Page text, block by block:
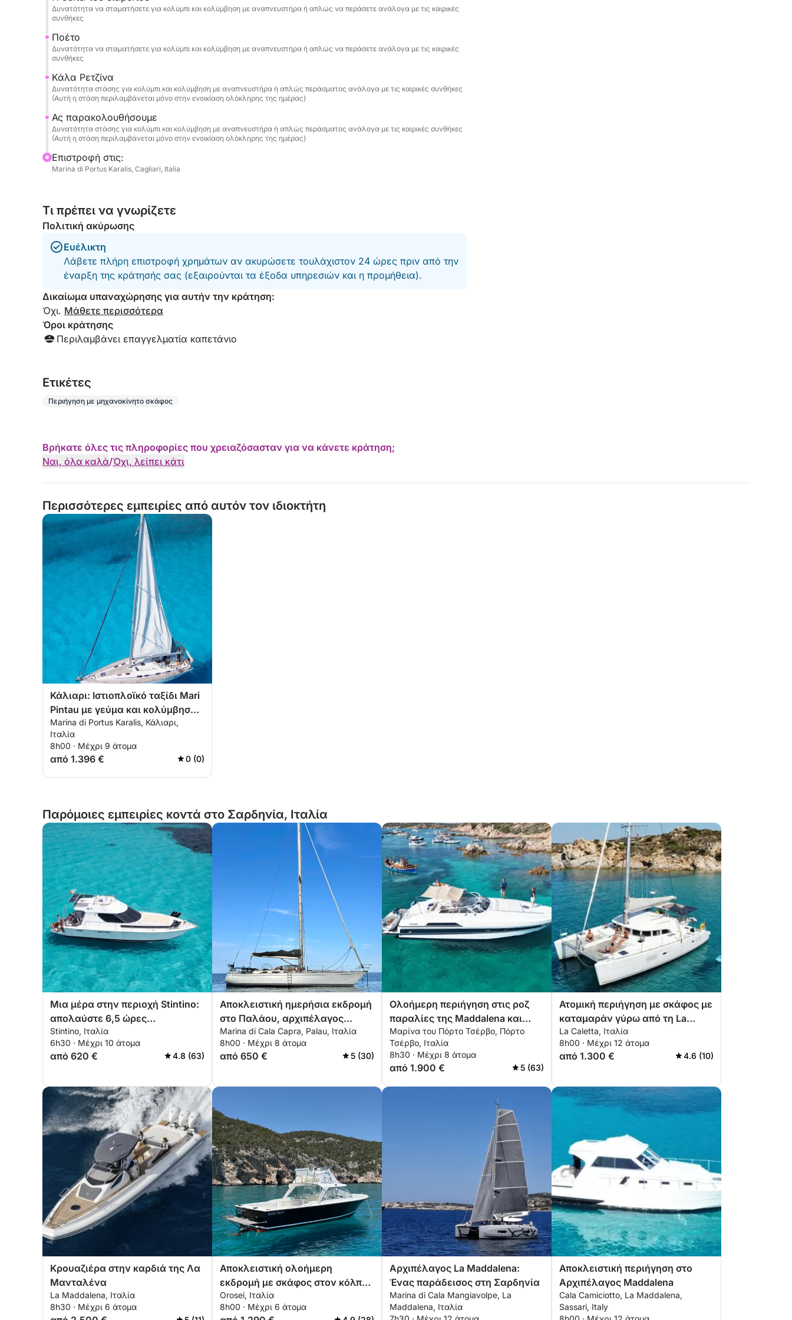
Αναχωρώντας από το λιμάνι του Κάλιαρι, θα πλεύσουμε κατά μήκος των πιο εμβληματικών
σημείων της ακτής:
🌿 Cala Fighera – Άγριοι βράχοι και σμαραγδένια νερά.
🌊 Calamosca – Ένας προστατευμένος κόλπος ιδανικός για χαλαρωτικές βουτιές.
⛰️ Sella del Diavolo – Το έμβλημα του Κάλιαρι, που θαυμάζεται από τη θάλασσα.
🏖️ Poetto – Η εμβληματική παραλία της πόλης.
💙 Mari Pintau – «Η ζωγραφισμένη θάλασσα»: λευκή άμμος και νερά που μοιάζουν με
πίνακα ζωγραφικής (περιλαμβάνονται μόνο στην ολοήμερη επιλογή).
με αναπνευστήρα στα πιο όμορφα σημεία, που επιλέγονται με βάση τις συνθήκες ανέμου και
📍 Σημείο Αναχώρησης
Η εκδρομή ξεκινά από το λιμάνι του Κάλιαρι, το οποίο είναι εύκολα προσβάσιμο με τα
πόδια, με αυτοκίνητο ή με ταξί.
Θα λάβετε την ακριβή τοποθεσία και λεπτομερείς οδηγίες μετά την κράτηση.
🌅 Ζήστε το Κάλιαρι από τη θάλασσα, αποκλειστικά.
Μια ιδιωτική, συναρπαστική και χαλαρωτική εμπειρία για να ανακαλύψετε την πιο
συναρπαστική ακτή της Σαρδηνίας, μέχρι τη μαγεία του Mari Pintau.
Δυνατότητα να σταματήσετε για κολύμπι και κολύμβηση με αναπνευστήρα ή απλώς να περάσετε ανάλογα με τις καιρικές
συνθήκες
Ποέτο
Δυνατότητα να σταματήσετε για κολύμπι και κολύμβηση με αναπνευστήρα ή απλώς να περάσετε ανάλογα με τις καιρικές
συνθήκες
Κάλα Ρετζίνα
Δυνατότητα στάσης για κολύμπι και κολύμβηση με αναπνευστήρα ή απλώς περάσματος ανάλογα με τις καιρικές συνθήκες
(Αυτή η στάση περιλαμβάνεται μόνο στην ενοικίαση ολόκληρης της ημέρας)
Ας παρακολουθήσουμε
Δυνατότητα στάσης για κολύμπι και κολύμβηση με αναπνευστήρα ή απλώς περάσματος ανάλογα με τις καιρικές συνθήκες
(Αυτή η στάση περιλαμβάνεται μόνο στην ενοικίαση ολόκληρης της ημέρας)
Επιστροφή στις:
Marina di Portus Karalis, Cagliari, Italia
Τι πρέπει να γνωρίζετε
Πολιτική ακύρωσης
Ευέλικτη
Λάβετε πλήρη επιστροφή χρημάτων αν ακυρώσετε τουλάχιστον 24 ώρες πριν από την
έναρξη της κράτησής σας (εξαιρούνται τα έξοδα υπηρεσιών και η προμήθεια).
Δικαίωμα υπαναχώρησης για αυτήν την κράτηση:
Όχι. Μάθετε περισσότερα
Όροι κράτησης
Περιλαμβάνει επαγγελματία καπετάνιο
Eτικέτες
Περιήγηση με μηχανοκίνητο σκάφος
Βρήκατε όλες τις πληροφορίες που χρειαζόσασταν για να κάνετε κράτηση;
Ναι, όλα καλά/Όχι, λείπει κάτι
Περισσότερες εμπειρίες από αυτόν τον ιδιοκτήτη
Κάλιαρι: Ιστιοπλοϊκό ταξίδι Mari
Pintau με γεύμα και κολύμβηση
με αναπνευστήρα
Marina di Portus Karalis, Κάλιαρι,
Ιταλία
8h00 · Μέχρι 9 άτομα
από 1.396 € 0 (0)
Παρόμοιες εμπειρίες κοντά στο Σαρδηνία, Ιταλία
Μια μέρα στην περιοχή Stintino:
απολαύστε 6,5 ώρες
εξερεύνησης σε ένα
μηχανοκίνητο σκάφος 14
μέτρων
Stintino, Ιταλία
6h30 · Μέχρι 10 άτομα
από 620 € 4.8 (63)
Αποκλειστική ημερήσια εκδρομή
στο Παλάου, αρχιπέλαγος
Μανταλένα
Marina di Cala Capra, Palau, Ιταλία
8h00 · Μέχρι 8 άτομα
από 650 € 5 (30)
Ολοήμερη περιήγηση στις ροζ
παραλίες της Maddalena και
περιπέτειες με νησιά
Μαρίνα του Πόρτο Τσέρβο, Πόρτο
Τσέρβο, Ιταλία
8h30 · Μέχρι 8 άτομα
από 1.900 € 5 (63)
Ατομική περιήγηση με σκάφος με
καταμαράν γύρω από τη La
Caletta (κοντά στην Όλμπια)
La Caletta, Ιταλία
8h00 · Μέχρι 12 άτομα
από 1.300 € 4.6 (10)
Κρουαζιέρα στην καρδιά της Λα
Μανταλένα
La Maddalena, Ιταλία
8h30 · Μέχρι 6 άτομα
Αποκλειστική ολοήμερη
εκδρομή με σκάφος στον κόλπο
του Οροσέι
Orosei, Ιταλία
8h00 · Μέχρι 6 άτομα
Αρχιπέλαγος La Maddalena:
Ένας παράδεισος στη Σαρδηνία
Marina di Cala Mangiavolpe, La
Maddalena, Ιταλία
Αποκλειστική περιήγηση στο
Αρχιπέλαγος Maddalena
Cala Camiciotto, La Maddalena,
Sassari, Italy